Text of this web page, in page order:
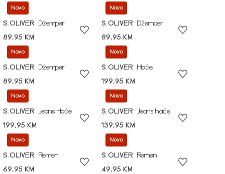
Novo
S.OLIVER
Džemper
89,95 KM
Novo
S.OLIVER
Džemper
89,95 KM
Novo
S.OLIVER
Džemper
89,95 KM
Novo
S.OLIVER
Hlače
199,95 KM
Novo
S.OLIVER
Jeans hlače
199,95 KM
Novo
S.OLIVER
Jeans hlače
139,95 KM
Novo
S.OLIVER
Remen
69,95 KM
Novo
S.OLIVER
Remen
49,95 KM